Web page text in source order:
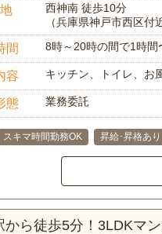
西神南 徒歩10分
（兵庫県神戸市西区付
間 8時～20時の間で1時
容 キッチン、トイレ、お
態 業務委託
スキマ時間勤務OK 昇給･昇格あり
から徒歩5分！3LDKマ